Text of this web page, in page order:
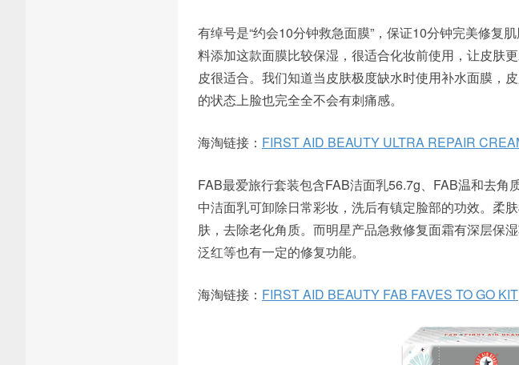
有绰号是“约会10分钟救急面膜”，保证10分钟完美修复
料添加这款面膜比较保湿，很适合化妆前使用，让皮肤
皮很适合。我们知道当皮肤极度缺水时使用补水面膜，
的状态上脸也完全全不会有刺痛感。
海淘链接： FIRST AID BEAUTY ULTRA REPAIR
FAB最爱旅行套装包含FAB洁面乳56.7g、FAB温和去
中洁面乳可卸除日常彩妆，洗后有镇定脸部的功效。柔
肤，去除老化角质。而明星产品急救修复面霜有深层保
泛红等也有一定的修复功能。
海淘链接： FIRST AID BEAUTY FAB FAVES TO GO KIT